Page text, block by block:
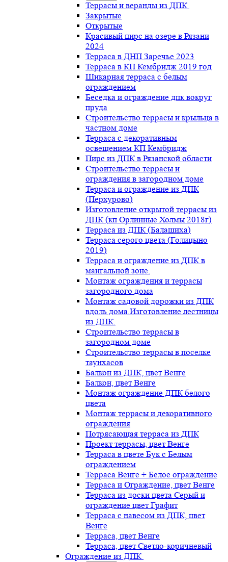
Террасы и веранды из ДПК
Закрытые
Открытые
Красивый пирс на озере в Рязани
2024
Терраса в ДНП Заречье 2023
Терраса в КП Кембридж 2019 год
Шикарная терраса с белым
ограждением
Беседка и ограждение дпк вокруг
пруда
Строительство террасы и крыльца в
частном доме
Терраса с декоративным
освещением КП Кембридж
Пирс из ДПК в Рязанской области
Строительство террасы и
ограждения в загородном доме
Терраса и ограждение из ДПК
(Перхурово)
Изготовление открытой террасы из
ДПК (кп Орлинные Холмы 2018г)
Терраса из ДПК (Балашиха)
Терраса серого цвета (Голицыно
2019)
Терраса и ограждение из ДПК в
мангальной зоне.
Монтаж ограждения и террасы
загородного дома
Монтаж садовой дорожки из ДПК
вдоль дома.Изготовление лестницы
из ДПК.
Строительство террасы в
загородном доме
Строительство террасы в поселке
таунхасов
Балкон из ДПК, цвет Венге
Балкон, цвет Венге
Монтаж ограждение ДПК белого
цвета
Монтаж террасы и декоративного
ограждения
Потрясающая терраса из ДПК
Проект террасы, цвет Венге
Терраса в цвете Бук с Белым
ограждением
Терраса Венге + Белое ограждение
Терраса и Ограждение, цвет Венге
Терраса из доски цвета Серый и
ограждение цвет Графит
Терраса с навесом из ДПК, цвет
Венге
Терраса, цвет Венге
Терраса, цвет Светло-коричневый
Ограждение из ДПК